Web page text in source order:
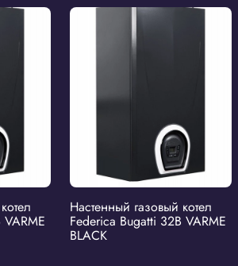
Настенный газовый котел
Federica Bugatti 32B VARME
BLACK